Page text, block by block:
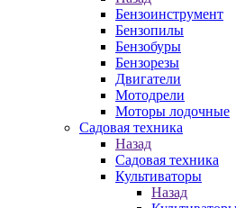
Бензоинструмент
Бензопилы
Бензобуры
Бензорезы
Двигатели
Мотодрели
Моторы лодочные
Садовая техника
Назад
Садовая техника
Культиваторы
Назад